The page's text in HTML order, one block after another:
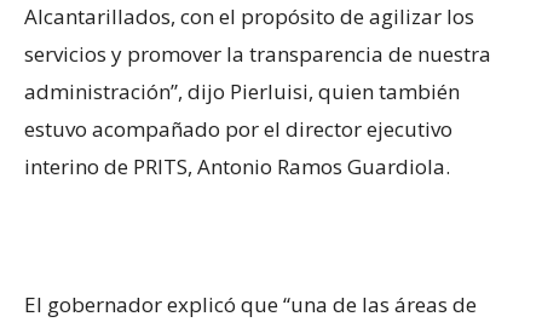
Alcantarillados, con el propósito de agilizar los
servicios y promover la transparencia de nuestra
administración”, dijo Pierluisi, quien también
estuvo acompañado por el director ejecutivo
interino de PRITS, Antonio Ramos Guardiola.
El gobernador explicó que “una de las áreas de